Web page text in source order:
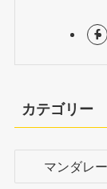
カテゴリー